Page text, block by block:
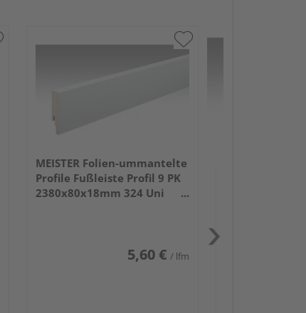
MEISTER Folien-ummantelte
Profile Fußleiste Profil 9 PK
2380x80x18mm 324 Uni
5,60 € / lfm